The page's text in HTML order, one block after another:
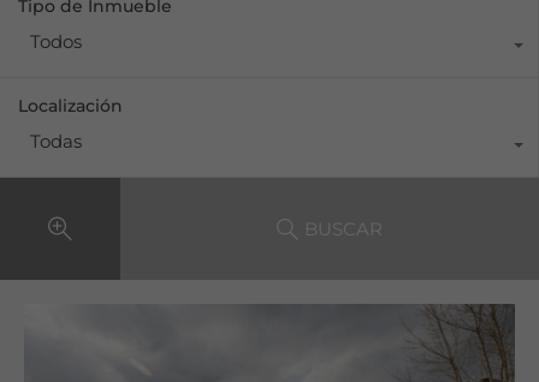
Tipo de Inmueble
Todos
Localización
Todas
BUSCAR